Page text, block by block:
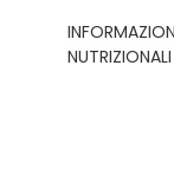
NUTRIZIONALI